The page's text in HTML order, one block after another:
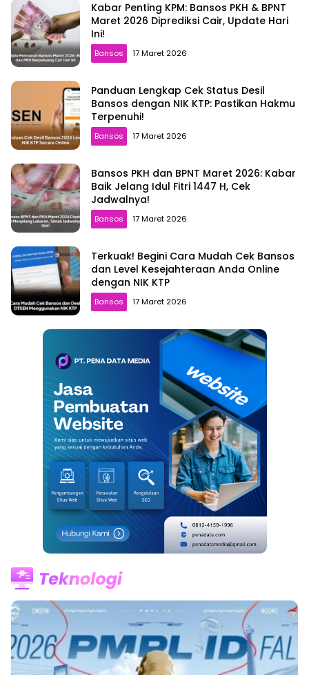
Kabar Penting KPM: Bansos PKH & BPNT
Maret 2026 Diprediksi Cair, Update Hari
Ini!
Bansos 17 Maret 2026
Panduan Lengkap Cek Status Desil
Bansos dengan NIK KTP: Pastikan Hakmu
Terpenuhi!
Bansos 17 Maret 2026
Bansos PKH dan BPNT Maret 2026: Kabar
Baik Jelang Idul Fitri 1447 H, Cek
Jadwalnya!
Bansos 17 Maret 2026
Terkuak! Begini Cara Mudah Cek Bansos
dan Level Kesejahteraan Anda Online
dengan NIK KTP
Bansos 17 Maret 2026